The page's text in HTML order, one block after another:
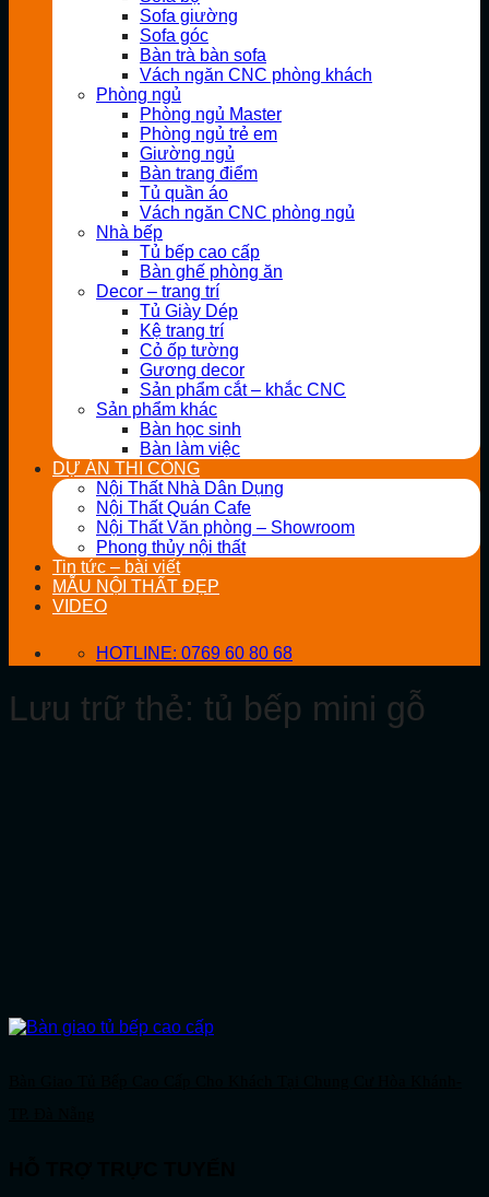
Sofa giường
Sofa góc
Bàn trà bàn sofa
Vách ngăn CNC phòng khách
Phòng ngủ
Phòng ngủ Master
Phòng ngủ trẻ em
Giường ngủ
Bàn trang điểm
Tủ quần áo
Vách ngăn CNC phòng ngủ
Nhà bếp
Tủ bếp cao cấp
Bàn ghế phòng ăn
Decor – trang trí
Tủ Giày Dép
Kệ trang trí
Cỏ ốp tường
Gương decor
Sản phẩm cắt – khắc CNC
Sản phẩm khác
Bàn học sinh
Bàn làm việc
DỰ ÁN THI CÔNG
Nội Thất Nhà Dân Dụng
Nội Thất Quán Cafe
Nội Thất Văn phòng – Showroom
Phong thủy nội thất
Tin tức – bài viết
MẪU NỘI THẤT ĐẸP
VIDEO
HOTLINE: 0769 60 80 68
Lưu trữ thẻ: tủ bếp mini gỗ